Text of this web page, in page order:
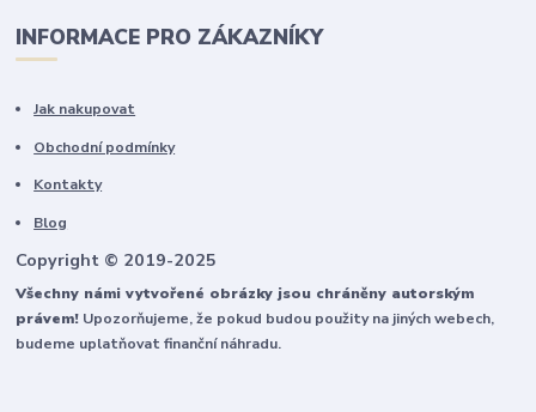
INFORMACE PRO ZÁKAZNÍKY
Jak nakupovat
Obchodní podmínky
Kontakty
Blog
Copyright © 2019-2025
Všechny námi vytvořené obrázky jsou chráněny autorským
právem! Upozorňujeme, že pokud budou použity na jiných webech,
budeme uplatňovat finanční náhradu.